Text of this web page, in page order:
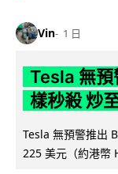
Vin 1 日
Tesla 無預
樣秒殺 炒
Tesla 無預警推出
225 美元（約港幣